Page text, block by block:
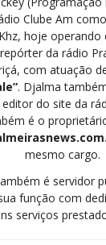
Clube Am
hoje operando
da rádio
com atuação
. Djalma
do site da
é o
mesmo cargo.
é servidor
função com
serviços